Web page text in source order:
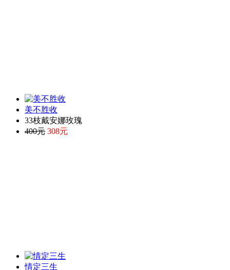
美不胜收
33枝戴安娜玫瑰
400元 308元
情定三生